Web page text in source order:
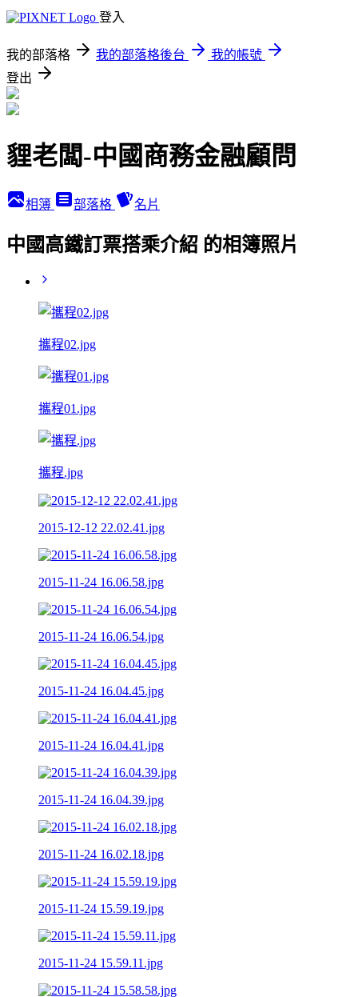
登入
我的部落格 我的部落格後台
我的帳號
登出
貍老闆-中國商務金融顧問
相簿 部落格 名片
中國高鐵訂票搭乘介紹 的相簿照片
攜程02.jpg
攜程01.jpg
攜程.jpg
2015-12-12 22.02.41.jpg
2015-11-24 16.06.58.jpg
2015-11-24 16.06.54.jpg
2015-11-24 16.04.45.jpg
2015-11-24 16.04.41.jpg
2015-11-24 16.04.39.jpg
2015-11-24 16.02.18.jpg
2015-11-24 15.59.19.jpg
2015-11-24 15.59.11.jpg